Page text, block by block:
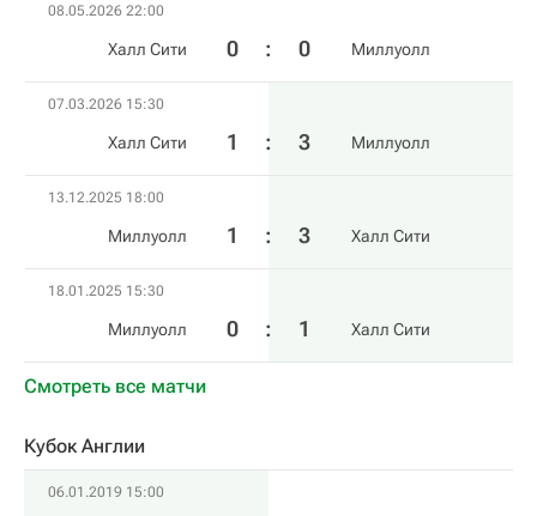
08.05.2026 22:00
Халл Сити 0 : 0 Миллуолл
07.03.2026 15:30
Халл Сити 1 : 3 Миллуолл
13.12.2025 18:00
Миллуолл 1 : 3 Халл Сити
18.01.2025 15:30
Миллуолл 0 : 1 Халл Сити
Смотреть все матчи
Кубок Англии
06.01.2019 15:00